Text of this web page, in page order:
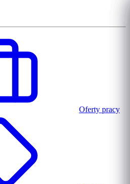
Oferty pracy